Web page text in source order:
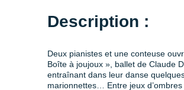
Description :
Deux pianistes et une conteuse
Boîte à joujoux », ballet de Claude
entraînant dans leur danse
marionnettes… Entre jeux